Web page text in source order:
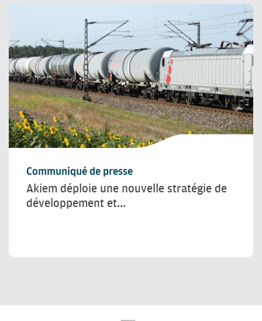
Communiqué de presse
Akiem déploie une nouvelle stratégie de
développement et...